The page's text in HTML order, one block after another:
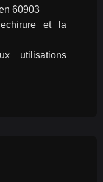
60903
et la
utilisations